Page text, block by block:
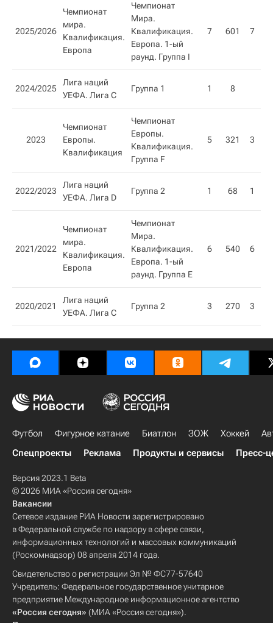
2025/2026
Чемпионат
мира.
Квалификация.
Европа
Чемпионат
Мира.
Квалификация.
Европа. 1-ый
раунд. Группа I
7 601 7
2024/2025
Лига наций
УЕФА. Лига C
Группа 1 1 8
2023
Чемпионат
Европы.
Квалификация​
Чемпионат
Европы.
Квалификация.
Группа F
5 321 3
2022/2023
Лига наций
УЕФА. Лига D
Группа 2 1 68 1
2021/2022
Чемпионат
мира.
Квалификация.
Европа
Чемпионат
Мира.
Квалификация.
Европа. 1-ый
раунд. Группа E
6 540 6
2020/2021
Лига наций
УЕФА. Лига C
Группа 2 3 270 3
Футбол Фигурное катание Биатлон ЗОЖ Хоккей
Спецпроекты
Реклама Продукты и сервисы Пресс-
Версия 2023.1 Beta
© 2026 МИА «Россия сегодня»
Вакансии
Сетевое издание РИА Новости зарегистрировано
в Федеральной службе по надзору в сфере связи,
информационных технологий и массовых коммуникаций
(Роскомнадзор) 08 апреля 2014 года.
Свидетельство о регистрации Эл № ФС77-57640
Учредитель: Федеральное государственное унитарное
предприятие Международное информационное агентство
«Россия сегодня» (МИА «Россия сегодня»).